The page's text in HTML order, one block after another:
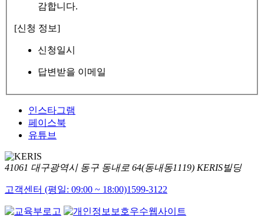
감합니다.
[신청 정보]
신청일시
답변받을 이메일
인스타그램
페이스북
유튜브
41061 대구광역시 동구 동내로 64(동내동1119) KERIS빌딩
고객센터 (평일: 09:00 ~ 18:00)1599-3122